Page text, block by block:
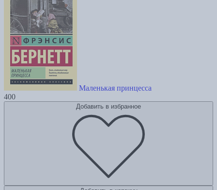
Маленькая принцесса
400
Добавить в избранное